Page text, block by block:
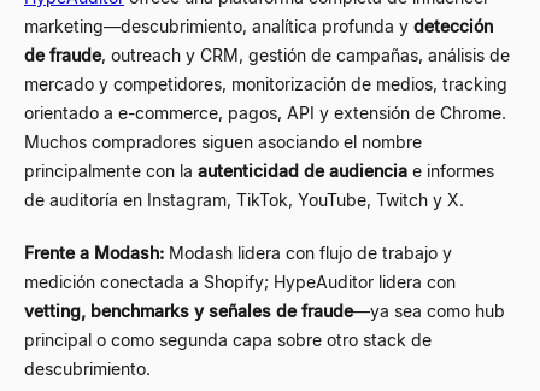
marketing—descubrimiento, analítica profunda y detección
de fraude, outreach y CRM, gestión de campañas, análisis de
mercado y competidores, monitorización de medios, tracking
orientado a e-commerce, pagos, API y extensión de Chrome.
Muchos compradores siguen asociando el nombre
principalmente con la autenticidad de audiencia e informes
de auditoría en Instagram, TikTok, YouTube, Twitch y X.
Frente a Modash: Modash lidera con flujo de trabajo y
medición conectada a Shopify; HypeAuditor lidera con
vetting, benchmarks y señales de fraude—ya sea como hub
principal o como segunda capa sobre otro stack de
descubrimiento.